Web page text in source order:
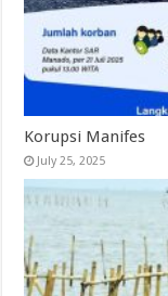
Korupsi Manifes
July 25, 2025